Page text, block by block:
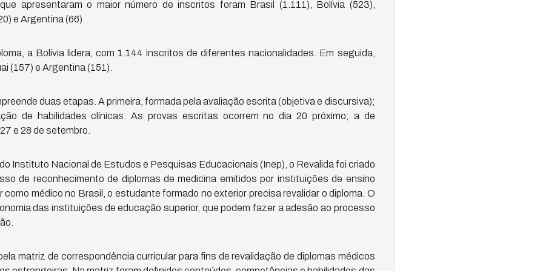
apresentaram o maior número de inscritos foram Brasil (1.111), Bolívia (523),
e Argentina (66).
a Bolívia lidera, com 1.144 inscritos de diferentes nacionalidades. Em seguida,
(157) e Argentina (151).
duas etapas. A primeira, formada pela avaliação escrita (objetiva e discursiva);
de habilidades clínicas. As provas escritas ocorrem no dia 20 próximo; a de
e 28 de setembro.
Instituto Nacional de Estudos e Pesquisas Educacionais (Inep), o Revalida foi criado
de reconhecimento de diplomas de medicina emitidos por instituições de ensino
médico no Brasil, o estudante formado no exterior precisa revalidar o diploma. O
das instituições de educação superior, que podem fazer a adesão ao processo
matriz de correspondência curricular para fins de revalidação de diplomas médicos